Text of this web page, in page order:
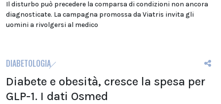
Il disturbo può precedere la comparsa di condizioni non ancora
diagnosticate. La campagna promossa da Viatris invita gli
uomini a rivolgersi al medico
DIABETOLOGIA
Diabete e obesità, cresce la spesa per
GLP-1. I dati Osmed